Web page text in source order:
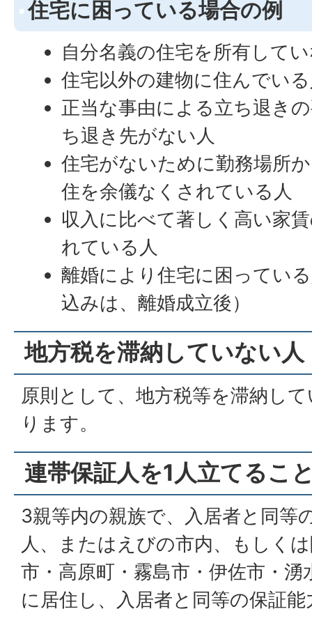
住宅に困っている場合の例
自分名義の住宅を所有して
住宅以外の建物に住んでい
正当な事由による立ち退き
ち退き先がない人
住宅がないために勤務場所
住を余儀なくされている人
収入に比べて著しく高い家
れている人
離婚により住宅に困ってい
込みは、離婚成立後）
地方税を滞納していない人
原則として、地方税等を滞納し
ります。
連帯保証人を1人立てるこ
3親等内の親族で、入居者と同等
人、またはえびの市内、もしく
市・高原町・霧島市・伊佐市・湧
に居住し、入居者と同等の保証